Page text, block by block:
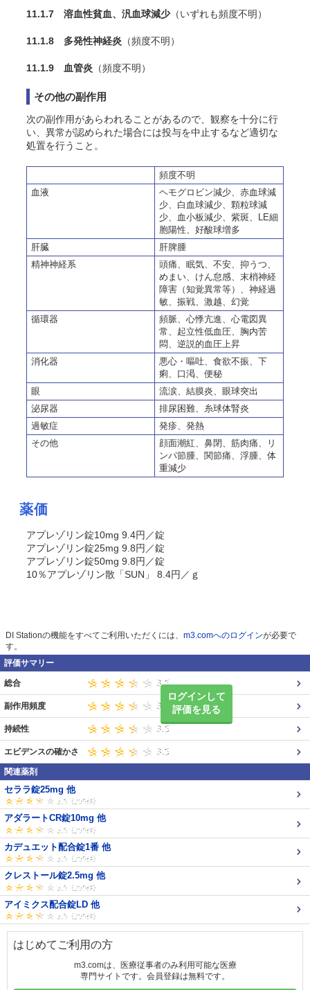
11.1.7 溶血性貧血、汎血球減少（いずれも頻度不明）
11.1.8 多発性神経炎 （頻度不明）
11.1.9 血管炎 （頻度不明）
その他の副作用
次の副作用があらわれることがあるので、観察を十分に行
い、異常が認められた場合には投与を中止するなど適切な
処置を行うこと。
頻度不明
血液
ヘモグロビン減少、赤血球減
少、白血球減少、顆粒球減
少、血小板減少、紫斑、LE細
胞陽性、好酸球増多
肝臓
肝脾腫
精神神経系
頭痛、眠気、不安、抑うつ、
めまい、けん怠感、末梢神経
障害（知覚異常等）、神経過
敏、振戦、激越、幻覚
循環器
頻脈、心悸亢進、心電図異
常、起立性低血圧、胸内苦
悶、逆説的血圧上昇
消化器
悪心・嘔吐、食欲不振、下
痢、口渇、便秘
眼
流涙、結膜炎、眼球突出
泌尿器
排尿困難、糸球体腎炎
過敏症
発疹、発熱
その他
顔面潮紅、鼻閉、筋肉痛、リ
ンパ節腫、関節痛、浮腫、体
重減少
薬価
アプレゾリン錠10mg 9.4円／錠
アプレゾリン錠25mg 9.8円／錠
アプレゾリン錠50mg 9.8円／錠
10％アプレゾリン散「SUN」 8.4円／ｇ
DI Stationの機能をすべてご利用いただくには、 m3.comへのログインが必要で
す。
評価サマリー
ログインして
評価を見る
総合
副作用頻度
持続性
エビデンスの確かさ
関連薬剤
セララ錠25mg 他
アダラートCR錠10mg 他
カデュエット配合錠1番 他
クレストール錠2.5mg 他
アイミクス配合錠LD 他
はじめてご利用の方
m3.comは、医療従事者のみ利用可能な医療
専門サイトです。会員登録は無料です。